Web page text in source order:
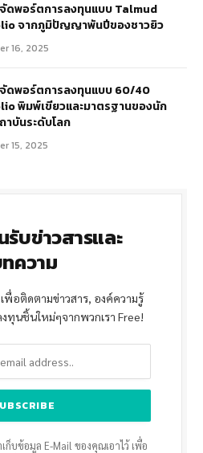
ดพอร์ตการลงทุนแบบ Talmud
จากภูมิปัญญาพันปีของชาวยิว
16, 2025
ดพอร์ตการลงทุนแบบ 60/40
พิมพ์เขียวและมาตรฐานของนัก
าบันระดับโลก
15, 2025
รับข่าวสารและ
ความ
พื่อติดตามข่าวสาร, องค์ความรู้
ทุนชิ้นใหม่ๆจากพวกเรา Free!
ก็บข้อมูล E-Mail ของคุณเอาไว้ เพื่อ